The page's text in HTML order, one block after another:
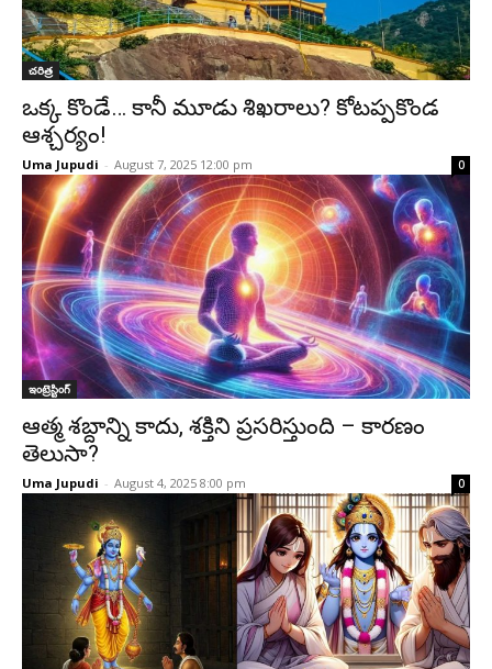
చరిత్ర
ఒక్క కొండే… కానీ మూడు శిఖరాలు? కోటప్పకొండ
ఆశ్చర్యం!
Uma Jupudi - August 7, 2025 12:00 pm 0
ఇంట్రెస్టింగ్‌
ఆత్మ శబ్దాన్ని కాదు, శక్తిని ప్రసరిస్తుంది – కారణం
తెలుసా?
Uma Jupudi - August 4, 2025 8:00 pm 0